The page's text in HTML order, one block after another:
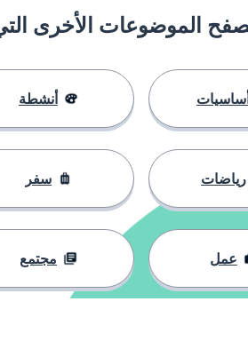
الموضوعات الأخرى
أنشطة
رياضات سفر
عمل مجتمع